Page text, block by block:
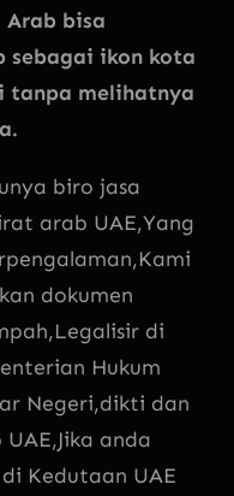
Arab bisa
sebagai ikon kota
tanpa melihatnya
biro jasa
arab UAE,Yang
dokumen
di
Hukum
Negeri,dikti dan
anda
Kedutaan UAE